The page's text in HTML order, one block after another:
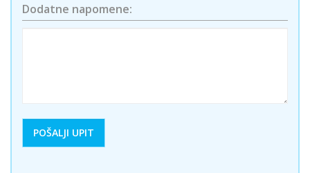
Dodatne napomene: